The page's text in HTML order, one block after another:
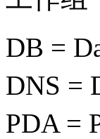
DB =
DNS =
PDA =